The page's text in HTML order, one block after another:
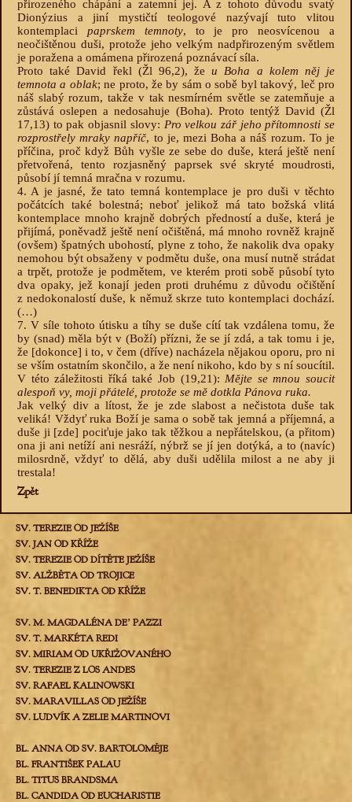
přirozeného chápání a zatemní jej. A z tohoto důvodu svatý
Dionýzius a jiní mystičtí teologové nazývají tuto vlitou
kontemplaci paprskem temnoty, to je pro neosvícenou a
neočištěnou duši, protože jeho velkým nadpřirozeným světlem
je poražena a omámena přirozená poznávací síla.
Proto také David řekl (Žl 96,2), žeu Boha a kolem něj je
temnota a oblak; ne proto, že by sám o sobě byl takový, leč pro
náš slabý rozum, takže v tak nesmírném světle se zatemňuje a
zůstává oslepen a nedosahuje (Boha). Proto tentýž David (Žl
17,13) to pak objasnil slovy: Pro velkou zář jeho přítomnosti se
rozprostřely mraky napříč, to je, mezi Boha a náš rozum. To je
příčina, proč když Bůh vyšle ze sebe do duše, která ještě není
přetvořená, tento rozjasněný paprsek své skryté moudrosti,
působí jí temná mračna v rozumu.
4. A je jasné, že tato temná kontemplace je pro duši v těchto
počátcích také bolestná; neboť jelikož má tato božská vlitá
kontemplace mnoho krajně dobrých předností a duše, která je
přijímá, poněvadž ještě není očištěná, má mnoho rovněž krajně
(ovšem) špatných ubohostí, plyne z toho, že nakolik dva opaky
nemohou být obsaženy v podmětu duše, ona musí nutně strádat
a trpět, protože je podmětem, ve kterém proti sobě působí tyto
dva opaky, jež konají jeden proti druhému z důvodu očištění
z nedokonalostí duše, k němuž skrze tuto kontemplaci dochází.
(…)
7. V síle tohoto útisku a tíhy se duše cítí tak vzdálena tomu, že
by (snad) měla být v (Boží) přízni, že se jí zdá, a tak tomu i je,
že [dokonce] i to, v čem (dříve) nacházela nějakou oporu, pro ni
se vším ostatním skončilo, a že není nikoho, kdo by s ní soucítil.
V této záležitosti říká také Job (19,21): Mějte se mnou soucit
alespoň vy, moji přátelé, protože se mě dotkla Pánova ruka.
Jak velký div a lítost, že je zde slabost a nečistota duše tak
veliká! Vždyť ruka Boží je sama o sobě tak jemná a příjemná, a
duše ji [zde] pociťuje jako tak těžkou a nepřátelskou, (a přitom)
ona ji ani netíží ani nesráží, nýbrž se jí jen dotýká, a to (navíc)
milosrdně, vždyť to dělá, aby duši udělila milost a ne aby ji
trestala!
Zpět
SV. TEREZIE OD JEŽÍŠE
SV. JAN OD KŘÍŽE
SV. TEREZIE OD DÍTĚTE JEŽÍŠE
SV. ALŽBĚTA OD TROJICE
SV. T. BENEDIKTA OD KŘÍŽE
SV. M. MAGDALÉNA DEʼ PAZZI
SV. T. MARKÉTA REDI
SV. MIRIAM OD UKŘIŽOVANÉHO
SV. TEREZIE Z LOS ANDES
SV. RAFAEL KALINOWSKI
SV. MARAVILLAS OD JEŽÍŠE
SV. LUDVÍK A ZELIE MARTINOVI
BL. ANNA OD SV. BARTOLOMĚJE
BL. FRANTIŠEK PALAU
BL. TITUS BRANDSMA
BL. CANDIDA OD EUCHARISTIE